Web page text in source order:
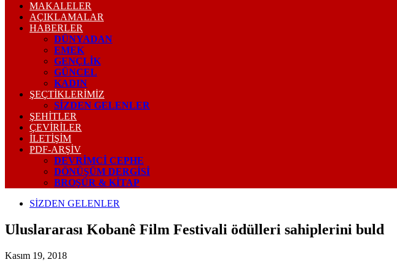
MAKALELER
AÇIKLAMALAR
HABERLER
DÜNYADAN
EMEK
GENÇLİK
GÜNCEL
KADIN
ŞEÇTİKLERİMİZ
SİZDEN GELENLER
ŞEHİTLER
ÇEVİRİLER
İLETİŞİM
PDF-ARŞIV
DEVRIMCI CEPHE
DÖNÜŞÜM DERGISI
BROŞÜR & KİTAP
SİZDEN GELENLER
Uluslararası Kobanê Film Festivali ödülleri sahiplerini buld
Kasım 19, 2018